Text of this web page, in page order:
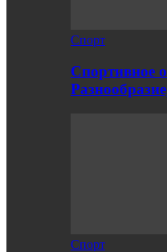
Спорт
Спортивное
Спорт